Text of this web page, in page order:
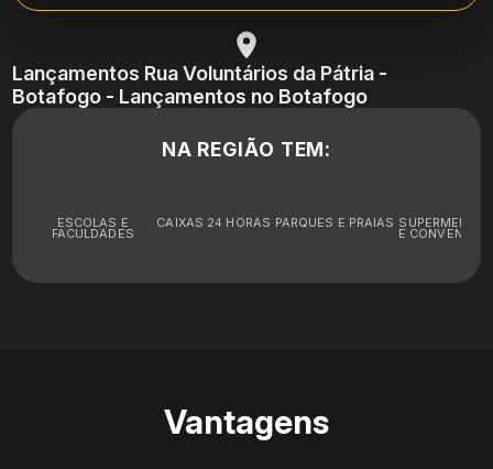
Lançamentos Rua Voluntários da Pátria -
Botafogo - Lançamentos no Botafogo
NA REGIÃO TEM:
ESCOLAS E
FACULDADES
CAIXAS 24 HORAS PARQUES E PRAIAS
E
Vantagens